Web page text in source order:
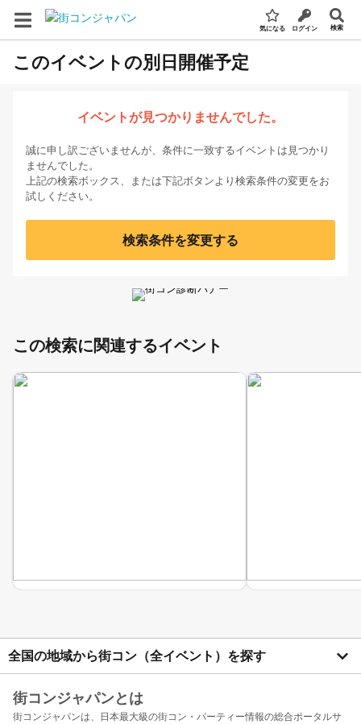
気になる ログイン 検索
このイベントの別日開催予定
イベントが見つかりませんでした。
誠に申し訳ございませんが、条件に一致するイベントは見つかり
ませんでした。
上記の検索ボックス、または下記ボタンより検索条件の変更をお
試しください。
検索条件を変更する
この検索に関連するイベント
全国の地域から街コン（全イベント）を探す
街コンジャパンとは
街コンジャパンは、日本最大級の街コン・パーティー情報の総合ポータルサ